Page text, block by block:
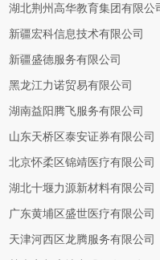
湖北荆州高华教育集团有限公
新疆宏科信息技术有限公司
新疆盛德服务有限公司
黑龙江力诺贸易有限公司
湖南益阳腾飞服务有限公司
山东天桥区泰安证券有限公司
北京怀柔区锦靖医疗有限公司
湖北十堰力源新材料有限公司
广东黄埔区盛世医疗有限公司
天津河西区龙腾服务有限公司